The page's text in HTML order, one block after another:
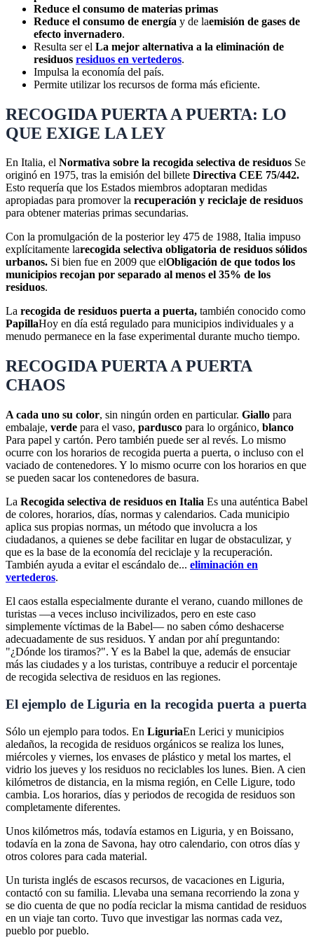
Reduce el consumo de materias primas
Reduce el consumo de energía y de laemisión de gases de
efecto invernadero.
Resulta ser el La mejor alternativa a la eliminación de
residuos residuos en vertederos.
Impulsa la economía del país.
Permite utilizar los recursos de forma más eficiente.
RECOGIDA PUERTA A PUERTA: LO
QUE EXIGE LA LEY
En Italia, el Normativa sobre la recogida selectiva de residuos Se
originó en 1975, tras la emisión del billete Directiva CEE 75/442.
Esto requería que los Estados miembros adoptaran medidas
apropiadas para promover la recuperación y reciclaje de residuos
para obtener materias primas secundarias.
Con la promulgación de la posterior ley 475 de 1988, Italia impuso
explícitamente larecogida selectiva obligatoria de residuos sólidos
urbanos. Si bien fue en 2009 que elObligación de que todos los
municipios recojan por separado al menos el 35% de los
residuos.
La recogida de residuos puerta a puerta, también conocido como
PapillaHoy en día está regulado para municipios individuales y a
menudo permanece en la fase experimental durante mucho tiempo.
RECOGIDA PUERTA A PUERTA
CHAOS
A cada uno su color, sin ningún orden en particular. Giallo para
embalaje, verde para el vaso, pardusco para lo orgánico, blanco
Para papel y cartón. Pero también puede ser al revés. Lo mismo
ocurre con los horarios de recogida puerta a puerta, o incluso con el
vaciado de contenedores. Y lo mismo ocurre con los horarios en que
se pueden sacar los contenedores de basura.
La Recogida selectiva de residuos en Italia Es una auténtica Babel
de colores, horarios, días, normas y calendarios. Cada municipio
aplica sus propias normas, un método que involucra a los
ciudadanos, a quienes se debe facilitar en lugar de obstaculizar, y
que es la base de la economía del reciclaje y la recuperación.
También ayuda a evitar el escándalo de... eliminación en
vertederos.
El caos estalla especialmente durante el verano, cuando millones de
turistas —a veces incluso incivilizados, pero en este caso
simplemente víctimas de la Babel— no saben cómo deshacerse
adecuadamente de sus residuos. Y andan por ahí preguntando:
"¿Dónde los tiramos?". Y es la Babel la que, además de ensuciar
más las ciudades y a los turistas, contribuye a reducir el porcentaje
de recogida selectiva de residuos en las regiones.
El ejemplo de Liguria en la recogida puerta a puerta
Sólo un ejemplo para todos. En LiguriaEn Lerici y municipios
aledaños, la recogida de residuos orgánicos se realiza los lunes,
miércoles y viernes, los envases de plástico y metal los martes, el
vidrio los jueves y los residuos no reciclables los lunes. Bien. A cien
kilómetros de distancia, en la misma región, en Celle Ligure, todo
cambia. Los horarios, días y periodos de recogida de residuos son
completamente diferentes.
Unos kilómetros más, todavía estamos en Liguria, y en Boissano,
todavía en la zona de Savona, hay otro calendario, con otros días y
otros colores para cada material.
Un turista inglés de escasos recursos, de vacaciones en Liguria,
contactó con su familia. Llevaba una semana recorriendo la zona y
se dio cuenta de que no podía reciclar la misma cantidad de residuos
en un viaje tan corto. Tuvo que investigar las normas cada vez,
pueblo por pueblo.